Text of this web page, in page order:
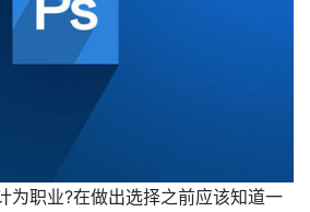
职业?在做出选择之前应该知道一